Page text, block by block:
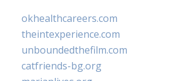
okhealthcareers.com
theintexperience.com
unboundedthefilm.com
catfriends-bg.org